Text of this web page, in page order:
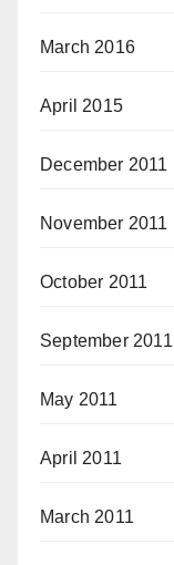
March 2016
April 2015
December 2011
November 2011
October 2011
September 2011
May 2011
April 2011
March 2011